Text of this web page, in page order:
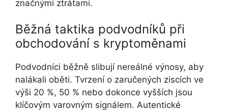
značnými ztrátami.
Běžná taktika podvodníků při
obchodování s kryptoměnami
Podvodníci běžně slibují nereálné výnosy, aby
nalákali oběti. Tvrzení o zaručených ziscích ve
výši 20 %, 50 % nebo dokonce vyšších jsou
klíčovým varovným signálem. Autentické